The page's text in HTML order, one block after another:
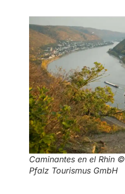
Caminantes en el Rhin
Pfalz Tourismus GmbH